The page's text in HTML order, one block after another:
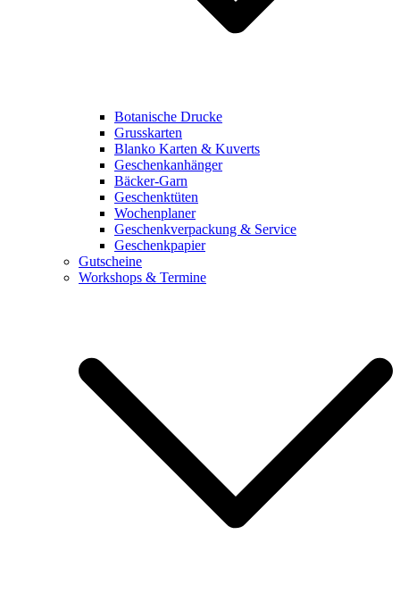
Botanische Drucke
Grusskarten
Blanko Karten & Kuverts
Geschenkanhänger
Bäcker-Garn
Geschenktüten
Wochenplaner
Geschenkverpackung & Service
Geschenkpapier
Gutscheine
Workshops & Termine